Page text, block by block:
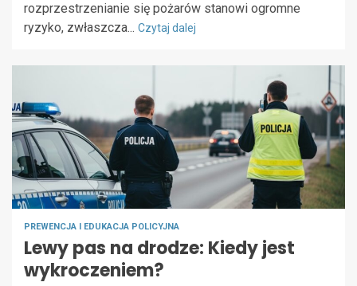
rozprzestrzenianie się pożarów stanowi ogromne
ryzyko, zwłaszcza... Czytaj dalej
PREWENCJA I EDUKACJA POLICYJNA
Lewy pas na drodze: Kiedy jest
wykroczeniem?